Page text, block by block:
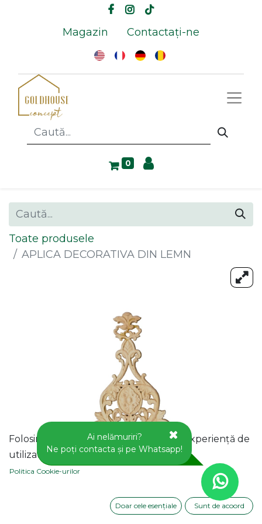
Magazin Contactați-ne
0
Toate produsele
APLICA DECORATIVA DIN LEMN
Folosim cookie-uri pentru a vă oferi o experiență de
utilizator mai bună pe acest site web.
Politica Cookie-urilor
Doar cele esențiale Sunt de acoord
Ai nelămuriri?
Ne poți contacta și pe Whatsapp!